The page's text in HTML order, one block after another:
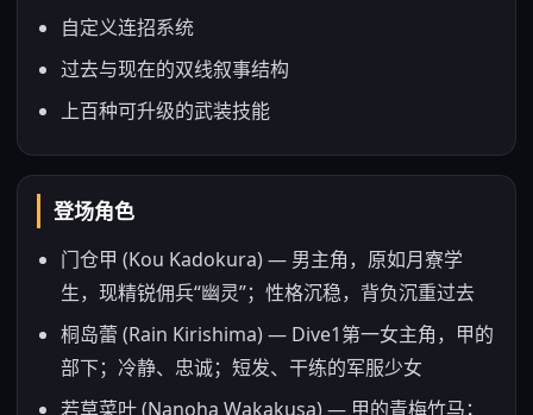
自定义连招系统
过去与现在的双线叙事结构
上百种可升级的武装技能
登场角色
门仓甲 (Kou Kadokura) — 男主角，原如月寮学
生，现精锐佣兵“幽灵”；性格沉稳，背负沉重过去
桐岛蕾 (Rain Kirishima) — Dive1第一女主角，甲的
部下；冷静、忠诚；短发、干练的军服少女
若草菜叶 (Nanoha Wakakusa) — 甲的青梅竹马；